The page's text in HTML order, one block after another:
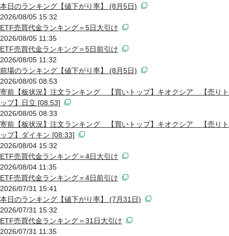
本日のランキング【値下がり率】 (8月5日)
2026/08/05 15:32
ETF売買代金ランキング＝5日大引け
2026/08/05 11:35
ETF売買代金ランキング＝5日前引け
2026/08/05 11:32
前場のランキング【値下がり率】 (8月5日)
2026/08/05 08:53
寄前【板状況】注文ランキング 【買いトップ】キオクシア 【売りト
ップ】日立 [08:53]
2026/08/05 08:33
寄前【板状況】注文ランキング 【買いトップ】キオクシア 【売りト
ップ】ダイキン [08:33]
2026/08/04 15:32
ETF売買代金ランキング＝4日大引け
2026/08/04 11:35
ETF売買代金ランキング＝4日前引け
2026/07/31 15:41
本日のランキング【値下がり率】 (7月31日)
2026/07/31 15:32
ETF売買代金ランキング＝31日大引け
2026/07/31 11:35